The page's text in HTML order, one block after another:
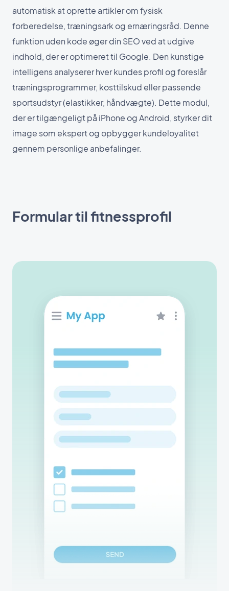
automatisk at oprette artikler om fysisk
forberedelse, træningsark og ernæringsråd. Denne
funktion uden kode øger din SEO ved at udgive
indhold, der er optimeret til Google. Den kunstige
intelligens analyserer hver kundes profil og foreslår
træningsprogrammer, kosttilskud eller passende
sportsudstyr (elastikker, håndvægte). Dette modul,
der er tilgængeligt på iPhone og Android, styrker dit
image som ekspert og opbygger kundeloyalitet
gennem personlige anbefalinger.
Formular til fitnessprofil